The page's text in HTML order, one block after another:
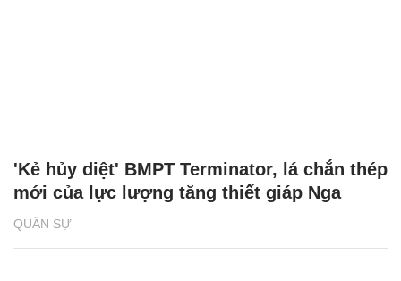
QUÂN SỰ
'Kẻ hủy diệt' BMPT Terminator, lá chắn thép
mới của lực lượng tăng thiết giáp Nga